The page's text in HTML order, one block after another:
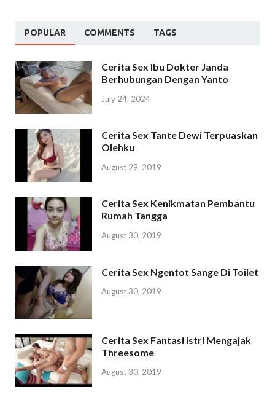
POPULAR COMMENTS TAGS
Cerita Sex Ibu Dokter Janda
Berhubungan Dengan Yanto
July 24, 2024
Cerita Sex Tante Dewi Terpuaskan
Olehku
August 29, 2019
Cerita Sex Kenikmatan Pembantu
Rumah Tangga
August 30, 2019
Cerita Sex Ngentot Sange Di Toilet
August 30, 2019
Cerita Sex Fantasi Istri Mengajak
Threesome
August 30, 2019